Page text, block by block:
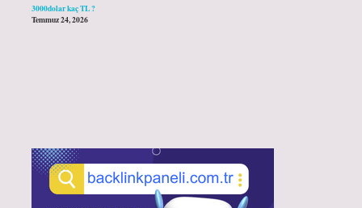
3000dolar kaç TL ?
Temmuz 24, 2026